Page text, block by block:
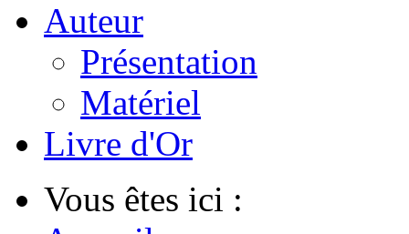
Auteur
Présentation
Matériel
Livre d'Or
Vous êtes ici :